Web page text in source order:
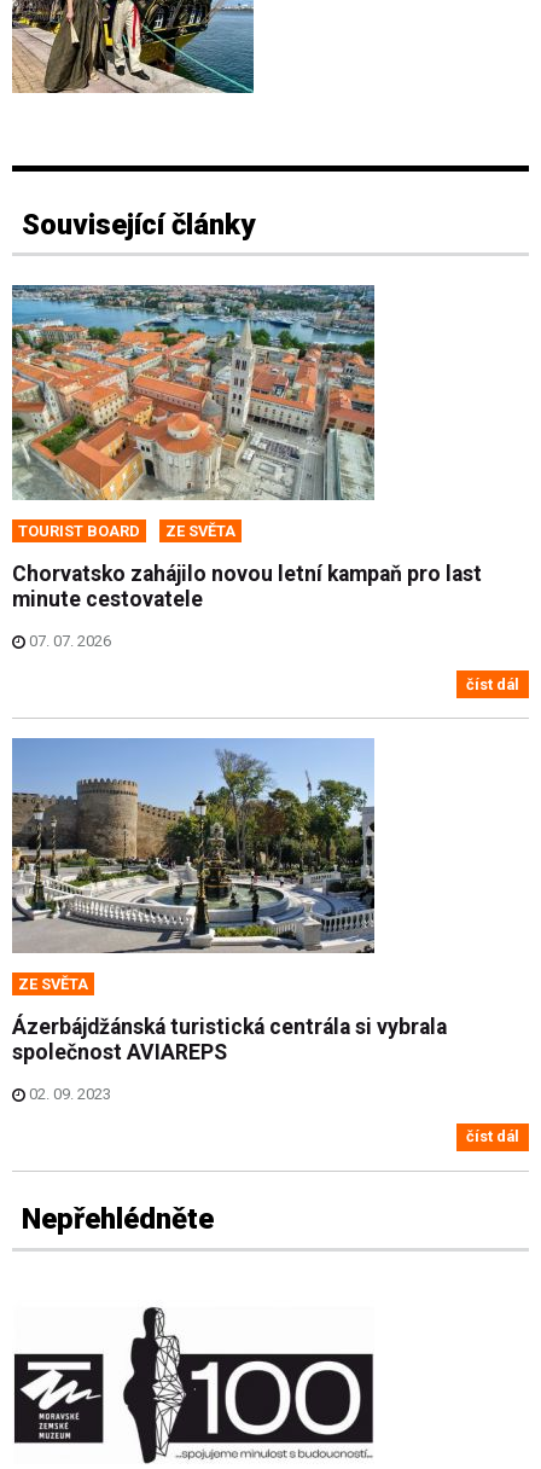
Související články
TOURIST BOARD ZE SVĚTA
Chorvatsko zahájilo novou letní kampaň pro last
minute cestovatele
07. 07. 2026
číst dál
ZE SVĚTA
Ázerbájdžánská turistická centrála si vybrala
společnost AVIAREPS
02. 09. 2023
číst dál
Nepřehlédněte